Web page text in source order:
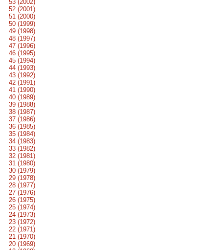
53 (2002)
52 (2001)
51 (2000)
50 (1999)
49 (1998)
48 (1997)
47 (1996)
46 (1995)
45 (1994)
44 (1993)
43 (1992)
42 (1991)
41 (1990)
40 (1989)
39 (1988)
38 (1987)
37 (1986)
36 (1985)
35 (1984)
34 (1983)
33 (1982)
32 (1981)
31 (1980)
30 (1979)
29 (1978)
28 (1977)
27 (1976)
26 (1975)
25 (1974)
24 (1973)
23 (1972)
22 (1971)
21 (1970)
20 (1969)